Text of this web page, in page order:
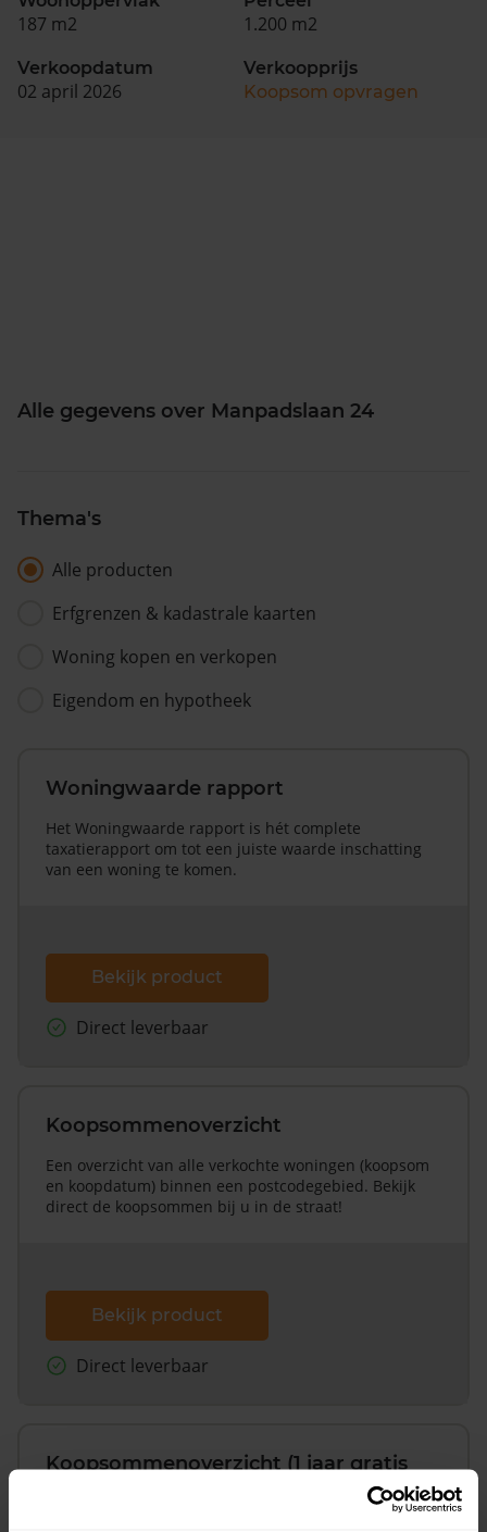
187 m2 1.200 m2
Verkoopdatum
02 april 2026
Verkoopprijs
Koopsom opvragen
Alle gegevens over Manpadslaan 24
Thema's
Alle producten
Erfgrenzen & kadastrale kaarten
Woning kopen en verkopen
Eigendom en hypotheek
Woningwaarde rapport
Het Woningwaarde rapport is hét complete
taxatierapport om tot een juiste waarde inschatting
van een woning te komen.
Bekijk product
Direct leverbaar
Koopsommenoverzicht
Een overzicht van alle verkochte woningen (koopsom
en koopdatum) binnen een postcodegebied. Bekijk
direct de koopsommen bij u in de straat!
Bekijk product
Direct leverbaar
Koopsommenoverzicht (1 jaar gratis